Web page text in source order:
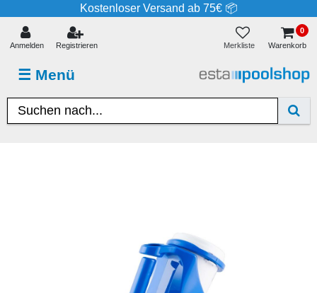
Kostenloser Versand ab 75€ 📦
☰ Menü
Anmelden Registrieren Merkliste
0
Warenkorb